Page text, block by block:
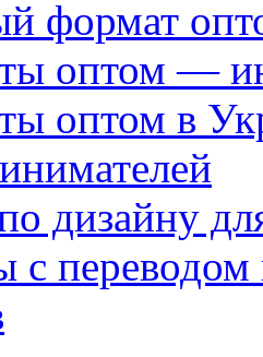
формат
оптом —
оптом в
дизайну
переводом